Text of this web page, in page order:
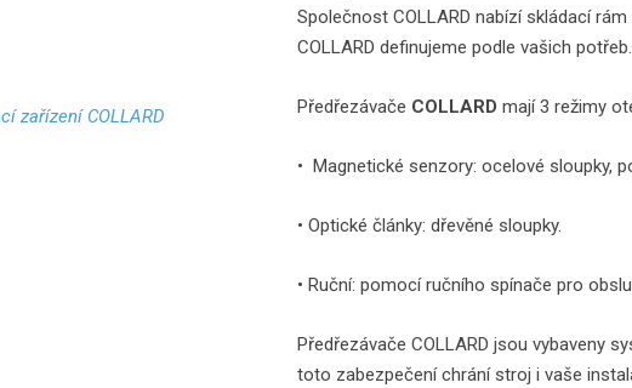
Společnost COLLARD nabízí skládací
COLLARD definujeme podle vašich potřeb.
Předřezávače COLLARD mají 3 režimy
• Magnetické senzory: ocelové sloupky,
• Optické články: dřevěné sloupky.
• Ruční: pomocí ručního spínače pro
Předřezávače COLLARD jsou vybaveny
toto zabezpečení chrání stroj i vaše